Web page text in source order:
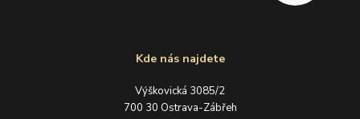
Kde nás najdete
Výškovická 3085/2
700 30 Ostrava-Zábřeh